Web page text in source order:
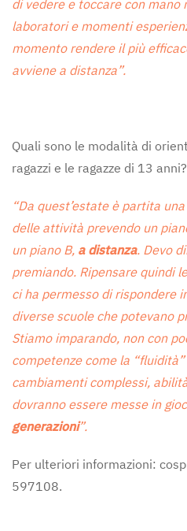
di vedere e toccare con
laboratori e momenti
momento rendere il più
avviene a distanza”.
Quali sono le modalità di
ragazzi e le ragazze di 13 anni?
“Da quest’estate è partita
delle attività prevendo un
un piano B, a distanza. Devo
premiando. Ripensare quindi
ci ha permesso di rispondere
diverse scuole che potevano
Stiamo imparando, non con
competenze come la
cambiamenti complessi,
dovranno essere messe in
generazioni”.
Per ulteriori informazioni:
597108.